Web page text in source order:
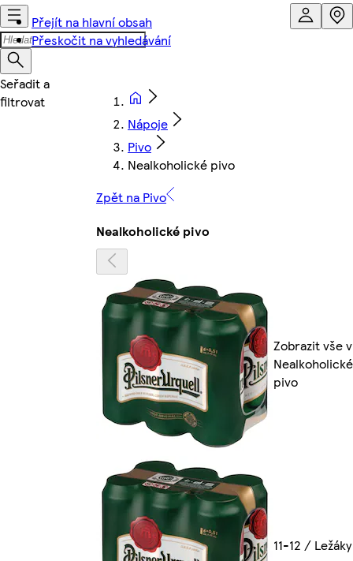
Přejít na hlavní obsah
Přeskočit na vyhledávání
Nápoje
Pivo
Nealkoholické pivo
Zpět na Pivo
Nealkoholické pivo
Zobrazit vše v
Nealkoholické
pivo
11-12 / Ležáky